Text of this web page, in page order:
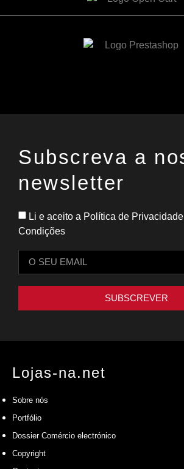
Subscreva a
newsletter
Li e aceito a Política de
Condições
SUBSCREVER
Lojas-na.net
Sobre nós
Portfólio
Dossier Comércio electrónico
Copyright